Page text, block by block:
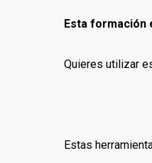
Esta formación
Quieres utilizar
Estas